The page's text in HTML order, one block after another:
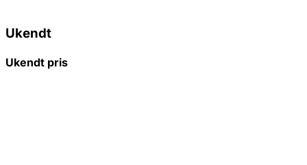
Ukendt
Ukendt pris